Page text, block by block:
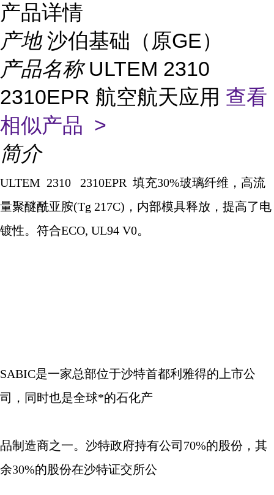
产品详情
产地 沙伯基础（原GE）
产品名称ULTEM 2310
2310EPR 航空航天应用 查看
相似产品 >
简介
ULTEM 2310 2310EPR 填充30%玻璃纤维，高流
量聚醚酰亚胺(Tg 217C) ，内部模具释放，提高了电
镀性。符合ECO, UL94 V0。
SABIC是一家总部位于沙特首都利雅得的上市公
司，同时也是全球*的石化产
品制造商之一。沙特政府持有公司 70%的股份，其
余30%的股份在沙特证交所公